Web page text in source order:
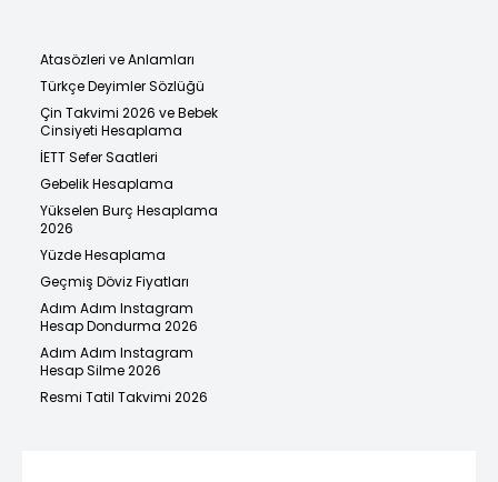
Atasözleri ve Anlamları
Türkçe Deyimler Sözlüğü
Çin Takvimi 2026 ve Bebek
Cinsiyeti Hesaplama
İETT Sefer Saatleri
Gebelik Hesaplama
Yükselen Burç Hesaplama
2026
Yüzde Hesaplama
Geçmiş Döviz Fiyatları
Adım Adım Instagram
Hesap Dondurma 2026
Adım Adım Instagram
Hesap Silme 2026
Resmi Tatil Takvimi 2026